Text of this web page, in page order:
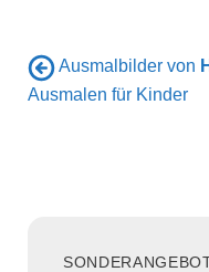
Ausmalbilder von
Ausmalen für Kinder